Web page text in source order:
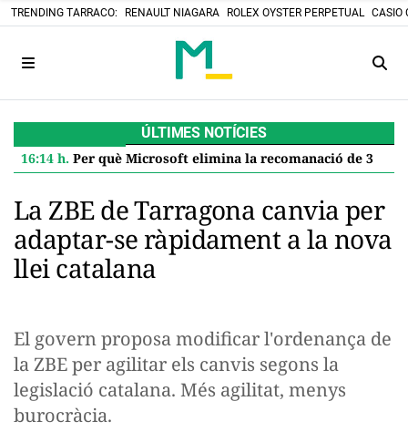
TRENDING TARRACO: RENAULT NIAGARA ROLEX OYSTER PERPETUAL CASIO
ÚLTIMES NOTÍCIES
16:14 h. Per què Microsoft elimina la recomanació de 32 GB de RAM per a Windows 11 i què significa per a tu
La ZBE de Tarragona canvia per
adaptar-se ràpidament a la nova
llei catalana
El govern proposa modificar l'ordenança de
la ZBE per agilitar els canvis segons la
legislació catalana. Més agilitat, menys
burocràcia.